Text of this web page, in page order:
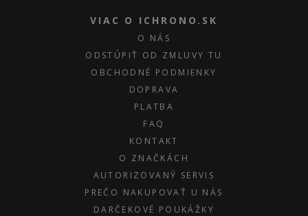
VIAC O ICHRONO.SK
O NÁS
ODSTÚPIŤ OD ZMLUVY TU
OBCHODNÉ PODMIENKY
DOPRAVA
PLATBA
FAQ
KONTAKT
O ZNAČKÁCH
AUTORIZOVANÝ SERVIS
PREČO NAKUPOVAŤ U NÁS
DARČEKOVÉ POUKÁŽKY